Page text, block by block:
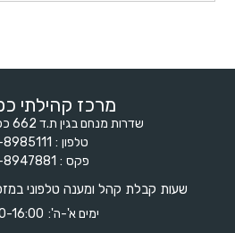
מרכז קהילתי
שדרות מנחם בגין ת.ד 662 כפר יונה 40300
טלפון
פקס
שעות קבלת קהל ומענה טלפוני
ימים א'-ה': 16:00